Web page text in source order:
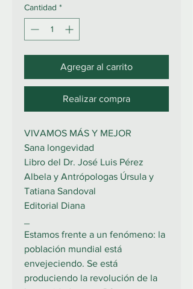
Cantidad *
Agregar al carrito
Realizar compra
VIVAMOS MÁS Y MEJOR
Sana longevidad
Libro del Dr. José Luis Pérez
Albela y Antrópologas Úrsula y
Tatiana Sandoval
Editorial Diana
Estamos frente a un fenómeno: la
población mundial está
envejeciendo. Se está
produciendo la revolución de la